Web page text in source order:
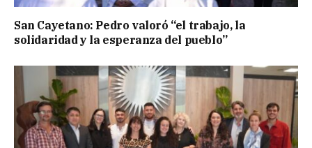
San Cayetano: Pedro valoró “el trabajo, la
solidaridad y la esperanza del pueblo”